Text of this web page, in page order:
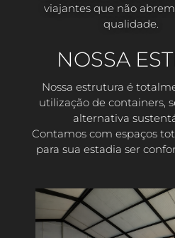
viajantes que não
qualidade.
NOSSA
Nossa estrutura é
utilização de containers,
alternativa
Contamos com espaços
para sua estadia ser